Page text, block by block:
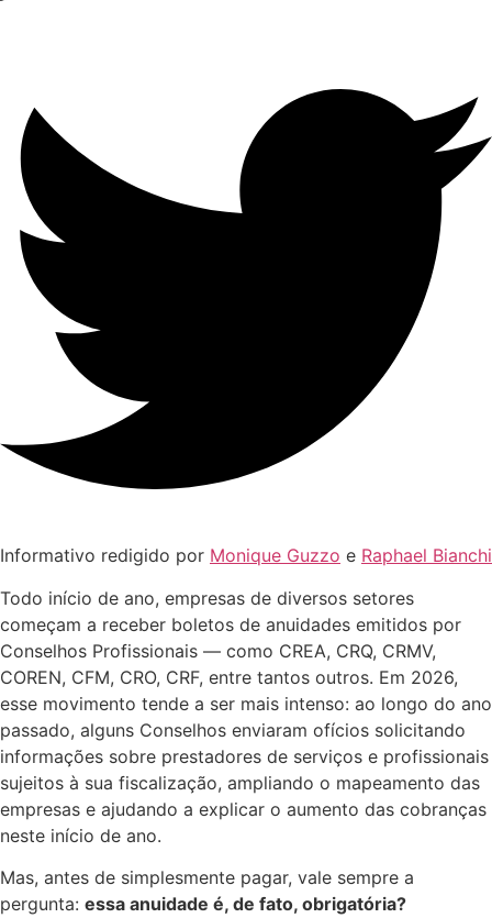
Informativo redigido por Monique Guzzo e Raphael Bianchi
Todo início de ano, empresas de diversos setores
começam a receber boletos de anuidades emitidos por
Conselhos Profissionais — como CREA, CRQ, CRMV,
COREN, CFM, CRO, CRF, entre tantos outros. Em 2026,
esse movimento tende a ser mais intenso: ao longo do ano
passado, alguns Conselhos enviaram ofícios solicitando
informações sobre prestadores de serviços e profissionais
sujeitos à sua fiscalização, ampliando o mapeamento das
empresas e ajudando a explicar o aumento das cobranças
neste início de ano.
Mas, antes de simplesmente pagar, vale sempre a
pergunta: essa anuidade é, de fato, obrigatória?